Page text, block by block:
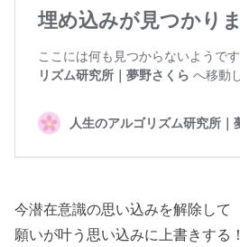
今潜在意識の思い込みを解除して
願いが叶う思い込みに上書きする！